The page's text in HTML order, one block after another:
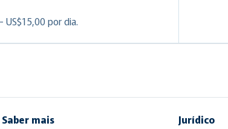
US$15,00 por dia.
Saber mais
Jurídico